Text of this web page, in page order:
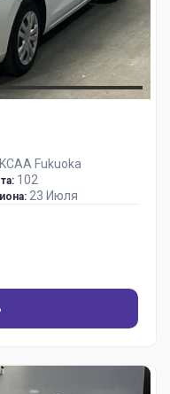
KCAA Fukuoka
102
23 Июля